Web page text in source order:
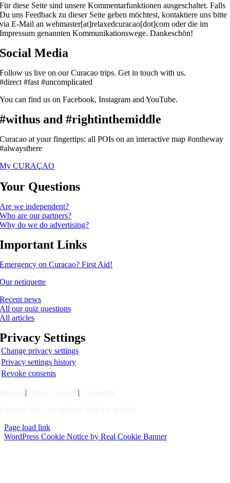
Für diese Seite sind unsere Kommentarfunktionen ausgeschaltet. Falls
Du uns Feedback zu dieser Seite geben möchtest, kontaktiere uns bitte
via E-Mail an webmaster[at]relaxedcuracao[dot]com oder die im
Impressum genannten Kommunikationswege. Dankeschön!
Social Media
Follow us live on our Curacao trips. Get in touch with us.
#direct #fast #uncomplicated
You can find us on Facebook, Instagram and YouTube.
#withus and #rightinthemiddle
Curacao at your fingertips: all POIs on an interactive map #ontheway
#alwaysthere
My CURAÇAO
Your Questions
Are we independent?
Who are our partners?
Why do we do advertising?
Important Links
Emergency on Curacao? First Aid!
Our netiquette
Recent news
All our quiz questions
All articles
Privacy Settings
Change privacy settings
Privacy settings history
Revoke consents
| |
Page load link
WordPress Cookie Notice by Real Cookie Banner